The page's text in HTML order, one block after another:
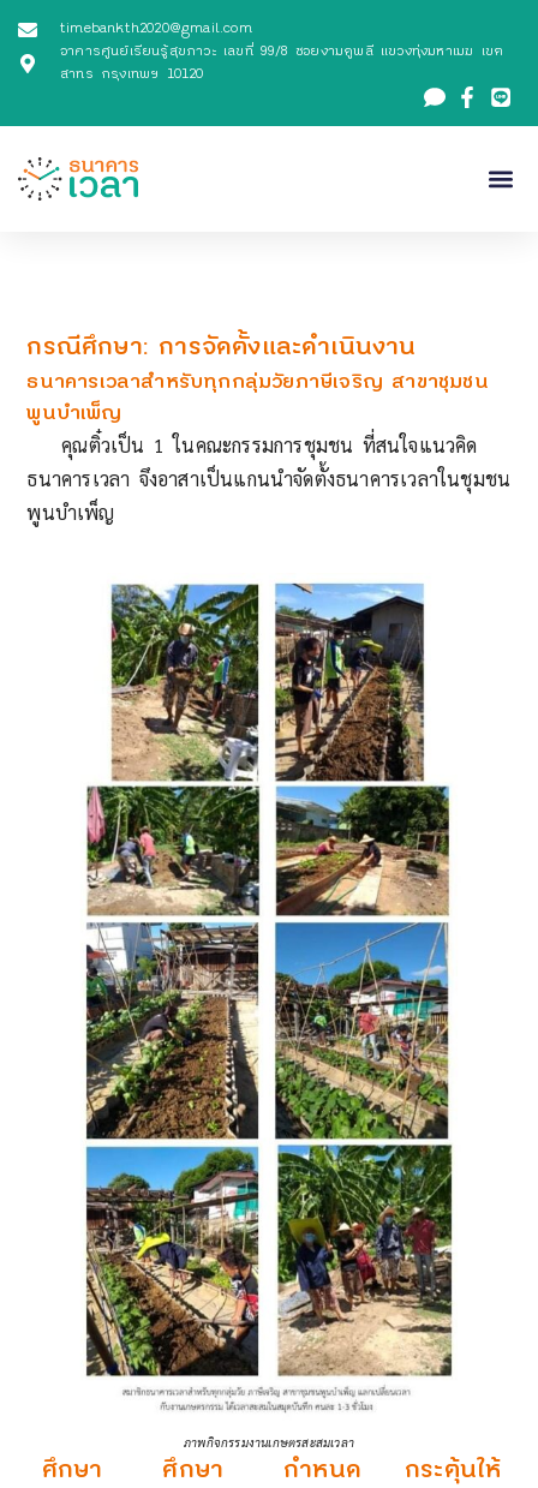
timebankth2020@gmail.com
อาคารศูนย์เรียนรู้สุขภาวะ เลขที่ 99/8 ซอยงามดูพลี แขวงทุ่งมหาเมฆ เขต
สาทร กรุงเทพฯ 10120
กรณีศึกษา: การจัดตั้งและดำเนินงาน
ธนาคารเวลาสำหรับทุกกลุ่มวัยภาษีเจริญ สาขาชุมชน
พูนบำเพ็ญ
คุณติ๋วเป็น 1 ในคณะกรรมการชุมชน ที่สนใจแนวคิด
ธนาคารเวลา จึงอาสาเป็นแกนนำจัดตั้งธนาคารเวลาในชุมชน
พูนบำเพ็ญ
ภาพกิจกรรมงานเกษตรสะสมเวลา
ศึกษา
ศึกษา
กำหนด
กระตุ้นให้